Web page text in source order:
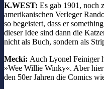
K.WEST: Es gab 1901, noch
amerikanischen Verleger
so begeistert, dass er
dieser Idee sind dann die
nicht als Buch, sondern als
Mecki: Auch Lyonel Feiniger
»Wee Willie Winky«. Aber
den 50er Jahren die Comics